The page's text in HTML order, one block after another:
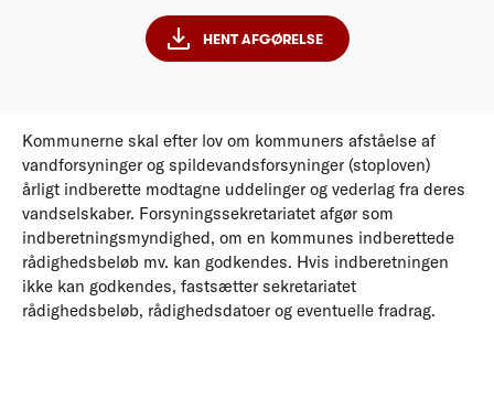
HENT AFGØRELSE
Kommunerne skal efter lov om kommuners afståelse af
vandforsyninger og spildevandsforsyninger (stoploven)
årligt indberette modtagne uddelinger og vederlag fra deres
vandselskaber. Forsyningssekretariatet afgør som
indberetningsmyndighed, om en kommunes indberettede
rådighedsbeløb mv. kan godkendes. Hvis indberetningen
ikke kan godkendes, fastsætter sekretariatet
rådighedsbeløb, rådighedsdatoer og eventuelle fradrag.